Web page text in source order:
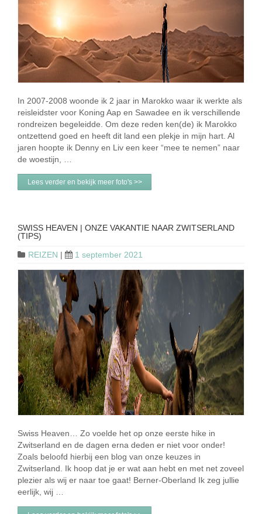
In 2007-2008 woonde ik 2 jaar in Marokko waar ik werkte als
reisleidster voor Koning Aap en Sawadee en ik verschillende
rondreizen begeleidde. Om deze reden ken(de) ik Marokko
ontzettend goed en heeft dit land een plekje in mijn hart. Al
jaren hoopte ik Denny en Liv een keer “mee te nemen” naar
de woestijn, …
Lees verder en bekijk meer foto's >>
SWISS HEAVEN | ONZE VAKANTIE NAAR ZWITSERLAND
(TIPS)
REIZEN | 1 september 2021
Swiss Heaven… Zo voelde het op onze eerste hike in
Zwitserland en de dagen erna deden er niet voor onder!
Zoals beloofd hierbij een blog van onze keuzes in
Zwitserland. Ik hoop dat je er wat aan hebt en met net zoveel
plezier als wij er naar toe gaat! Berner-Oberland Ik zeg jullie
eerlijk, wij …